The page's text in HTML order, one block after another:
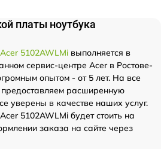
платы ноутбука
5102AWLMi выполняется в
сервис-центре Acer в Ростове-
опытом - от 5 лет. На все
предоставляем расширенную
уверены в качестве наших услуг.
5102AWLMi будет стоить на
заказа на сайте через